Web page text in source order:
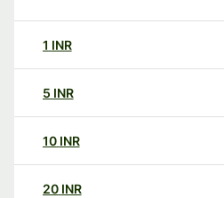
1 INR
5 INR
10 INR
20 INR